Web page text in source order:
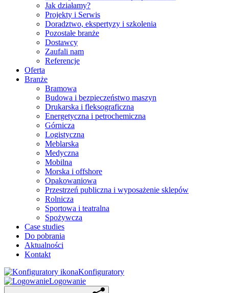
Jak działamy?
Projekty i Serwis
Doradztwo, ekspertyzy i szkolenia
Pozostałe branże
Dostawcy
Zaufali nam
Referencje
Oferta
Branże
Bramowa
Budowa i bezpieczeństwo maszyn
Drukarska i fleksograficzna
Energetyczna i petrochemiczna
Górnicza
Logistyczna
Meblarska
Medyczna
Mobilna
Morska i offshore
Opakowaniowa
Przestrzeń publiczna i wyposażenie sklepów
Rolnicza
Sportowa i teatralna
Spożywcza
Case studies
Do pobrania
Aktualności
Kontakt
Konfiguratory
Logowanie